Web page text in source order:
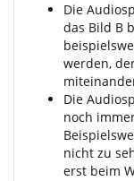
Die
das Bild B
werden,
Die
noch
nicht zu
erst beim